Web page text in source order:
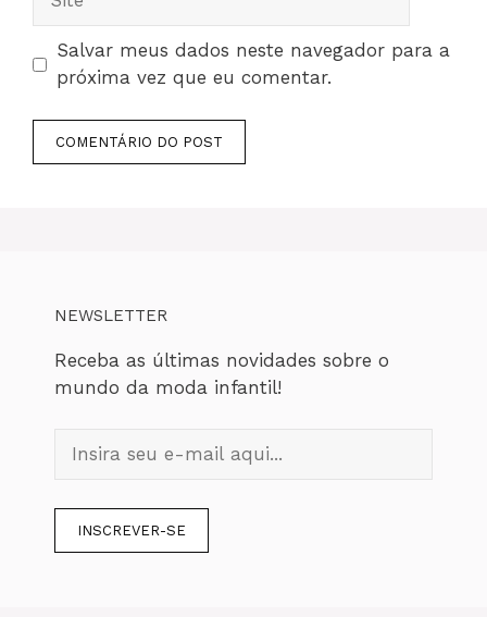
Salvar meus dados neste navegador para a
próxima vez que eu comentar.
NEWSLETTER
Receba as últimas novidades sobre o
mundo da moda infantil!